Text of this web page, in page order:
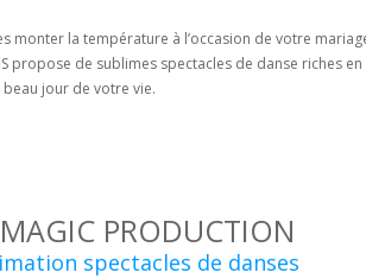
monter la température à l’occasion de votre mariage
propose de sublimes spectacles de danse riches
beau jour de votre vie.
PRODUCTION
spectacles de danses